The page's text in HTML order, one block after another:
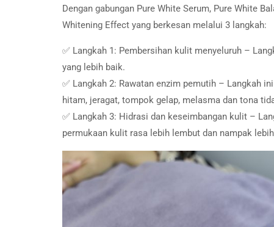
Dengan gabungan Pure White Serum, Pure White
Whitening Effect yang berkesan melalui 3 langkah:
✅ Langkah 1: Pembersihan kulit menyeluruh –
yang lebih baik.
✅ Langkah 2: Rawatan enzim pemutih – Langkah
hitam, jeragat, tompok gelap, melasma dan tona
✅ Langkah 3: Hidrasi dan keseimbangan kulit –
permukaan kulit rasa lebih lembut dan nampak